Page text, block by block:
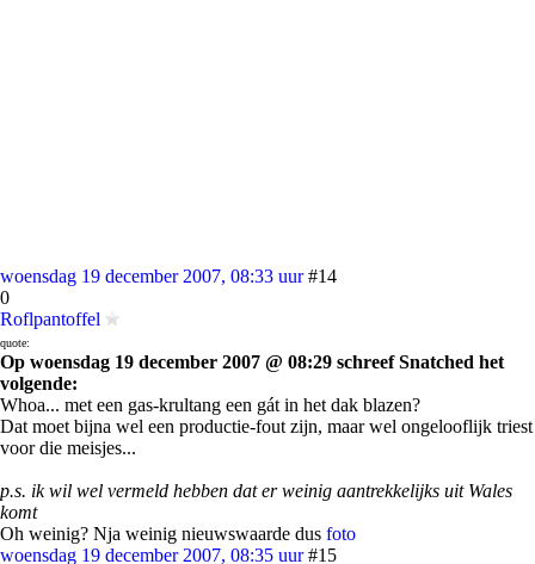
woensdag 19 december 2007, 08:33 uur #14
0
Roflpantoffel
quote:
Op woensdag 19 december 2007 @ 08:29 schreef Snatched het
volgende:
Whoa... met een gas-krultang een gát in het dak blazen?
Dat moet bijna wel een productie-fout zijn, maar wel ongelooflijk triest
voor die meisjes...
p.s. ik wil wel vermeld hebben dat er weinig aantrekkelijks uit Wales
komt
Oh weinig? Nja weinig nieuwswaarde dus foto
woensdag 19 december 2007, 08:35 uur #15